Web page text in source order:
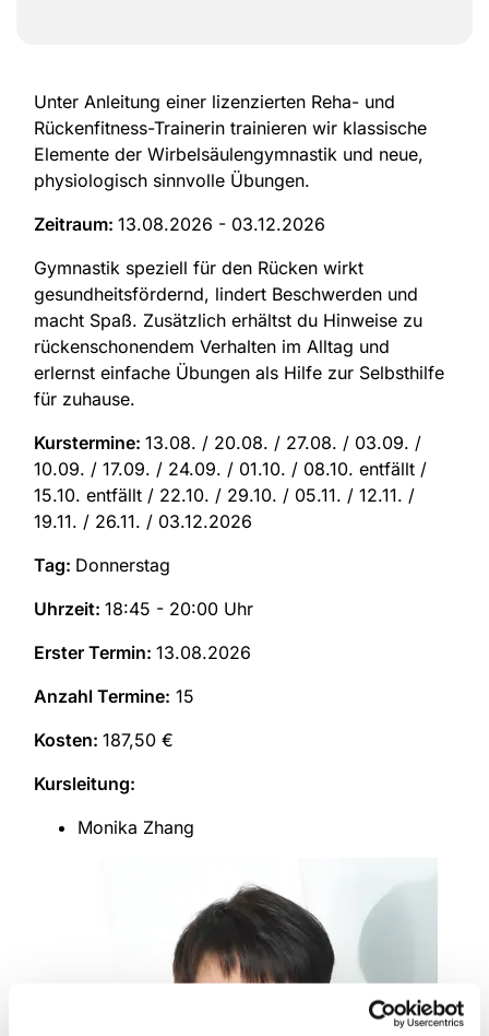
Unter Anleitung einer lizenzierten Reha- und
Rückenfitness-Trainerin trainieren wir klassische
Elemente der Wirbelsäulengymnastik und neue,
physiologisch sinnvolle Übungen.
Zeitraum: 13.08.2026 - 03.12.2026
Gymnastik speziell für den Rücken wirkt
gesundheitsfördernd, lindert Beschwerden und
macht Spaß. Zusätzlich erhältst du Hinweise zu
rückenschonendem Verhalten im Alltag und
erlernst einfache Übungen als Hilfe zur Selbsthilfe
für zuhause.
Kurstermine: 13.08. / 20.08. / 27.08. / 03.09. /
10.09. / 17.09. / 24.09. / 01.10. / 08.10. entfällt /
15.10. entfällt / 22.10. / 29.10. / 05.11. / 12.11. /
19.11. / 26.11. / 03.12.2026
Tag: Donnerstag
Uhrzeit: 18:45 - 20:00 Uhr
Erster Termin: 13.08.2026
Anzahl Termine: 15
Kosten: 187,50 €
Kursleitung:
Monika Zhang